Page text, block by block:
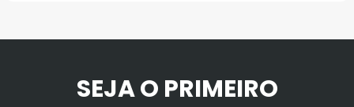
SEJA O PRIMEIRO